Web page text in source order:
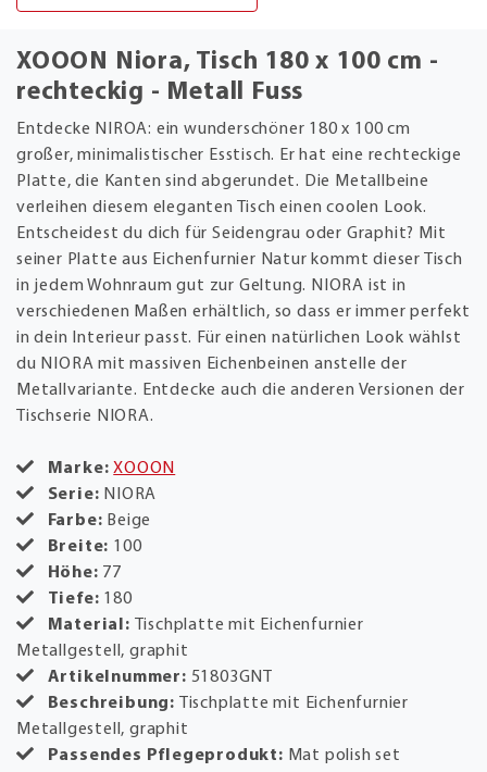
XOOON Niora, Tisch 180 x 100 cm -
rechteckig - Metall Fuss
Entdecke NIROA: ein wunderschöner 180 x 100 cm
großer, minimalistischer Esstisch. Er hat eine rechteckige
Platte, die Kanten sind abgerundet. Die Metallbeine
verleihen diesem eleganten Tisch einen coolen Look.
Entscheidest du dich für Seidengrau oder Graphit? Mit
seiner Platte aus Eichenfurnier Natur kommt dieser Tisch
in jedem Wohnraum gut zur Geltung. NIORA ist in
verschiedenen Maßen erhältlich, so dass er immer perfekt
in dein Interieur passt. Für einen natürlichen Look wählst
du NIORA mit massiven Eichenbeinen anstelle der
Metallvariante. Entdecke auch die anderen Versionen der
Tischserie NIORA.
Marke: XOOON
Serie: NIORA
Farbe: Beige
Breite: 100
Höhe: 77
Tiefe: 180
Material: Tischplatte mit Eichenfurnier
Metallgestell, graphit
Artikelnummer: 51803GNT
Beschreibung: Tischplatte mit Eichenfurnier
Metallgestell, graphit
Passendes Pflegeprodukt: Mat polish set